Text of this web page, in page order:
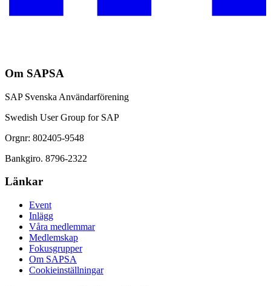
Om SAPSA
SAP Svenska Användarförening
Swedish User Group for SAP
Orgnr: 802405-9548
Bankgiro. 8796-2322
Länkar
Event
Inlägg
Våra medlemmar
Medlemskap
Fokusgrupper
Om SAPSA
Cookieinställningar